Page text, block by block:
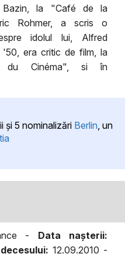
Bazin, la "Café de la
Rohmer, a scris o
idolul lui, Alfred
'50, era critic de film, la
du Cinéma", si în
şi 5 nominalizări Berlin , un
- Data naşterii:
12.09.2010 -